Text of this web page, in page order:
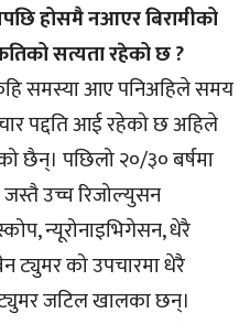
होसमै नआएर बिरामीको
सत्यता रहेको छ ?
समस्या आए पनिअहिले समय
पद्दति आई रहेको छ अहिले
छैन्। पछिलो २०/३० बर्षमा
उच्च रिजोल्युसन
न्यूरोनाइभिगेसन, धेरै
को उपचारमा धेरै
जटिल खालका छन्।